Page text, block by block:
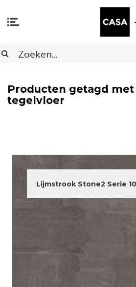
Producten getagd met
tegelvloer
Lijmstrook Stone2 Serie